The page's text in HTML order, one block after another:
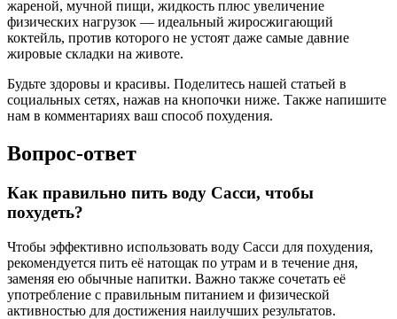
жареной, мучной пищи, жидкость плюс увеличение
физических нагрузок — идеальный жиросжигающий
коктейль, против которого не устоят даже самые давние
жировые складки на животе.
Будьте здоровы и красивы. Поделитесь нашей статьей в
социальных сетях, нажав на кнопочки ниже. Также напишите
нам в комментариях ваш способ похудения.
Вопрос-ответ
Как правильно пить воду Сасси, чтобы
похудеть?
Чтобы эффективно использовать воду Сасси для похудения,
рекомендуется пить её натощак по утрам и в течение дня,
заменяя ею обычные напитки. Важно также сочетать её
употребление с правильным питанием и физической
активностью для достижения наилучших результатов.